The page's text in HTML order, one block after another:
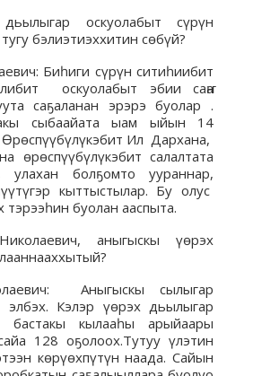
оскуолабыт сүрүн
бэлиэтиэххитин сөбүй?
Биһиги сүрүн ситиһиибит
оскуолабыт эбии саҥа
саҕаланан эрэрэ буолар .
сыбаайата ыам ыйын 14
Өрөспүүбүлүкэбит Ил Дархана,
өрөспүүбүлүкэбит салалтата
улахан болҕомто уураннар,
кыттыстылар. Бу олус
тэрээһин буолан ааспыта.
аныгыскы үөрэх
Аныгыскы сылыгар
Кэлэр үөрэх дьылыгар
кылааһы арыйаары
128 оҕолоох.Тутуу үлэтин
көрүөхпүтүн наада. Сайын